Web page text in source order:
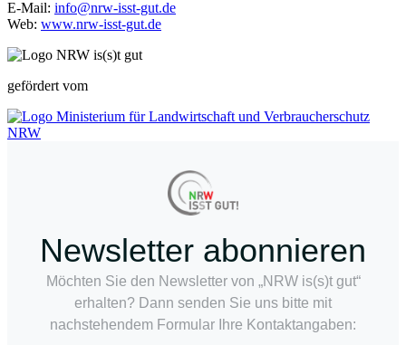
E-Mail: info@nrw-isst-gut.de
Web: www.nrw-isst-gut.de
gefördert vom
Newsletter abonnieren
Möchten Sie den Newsletter von „NRW is(s)t gut“
erhalten? Dann senden Sie uns bitte mit
nachstehendem Formular Ihre Kontaktangaben: